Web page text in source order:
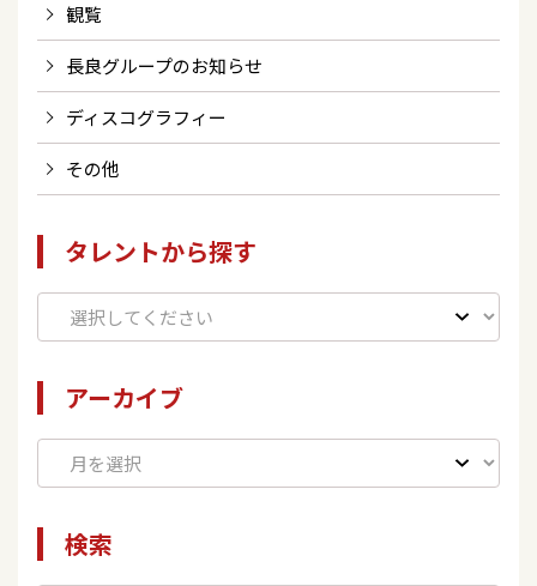
観覧
長良グループのお知らせ
ディスコグラフィー
その他
タレントから探す
アーカイブ
検索